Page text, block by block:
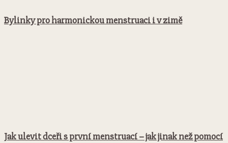
Bylinky pro harmonickou menstruaci i v zimě
Jak ulevit dceři s první menstruací – jak jinak než pomocí